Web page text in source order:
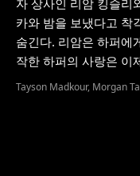
자 상사인 리암 킹슬리
카와 밤을 보냈다고 착
숨긴다. 리암은 하퍼에
Tayson Madkour, Morgan